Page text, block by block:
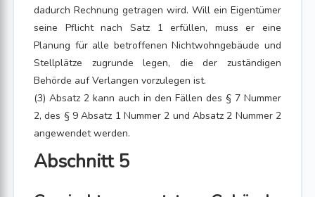
dadurch Rechnung getragen wird. Will ein Eigentümer
seine Pflicht nach Satz 1 erfüllen, muss er eine
Planung für alle betroffenen Nichtwohngebäude und
Stellplätze zugrunde legen, die der zuständigen
Behörde auf Verlangen vorzulegen ist.
(3) Absatz 2 kann auch in den Fällen des § 7 Nummer
2, des § 9 Absatz 1 Nummer 2 und Absatz 2 Nummer 2
angewendet werden.
Abschnitt 5